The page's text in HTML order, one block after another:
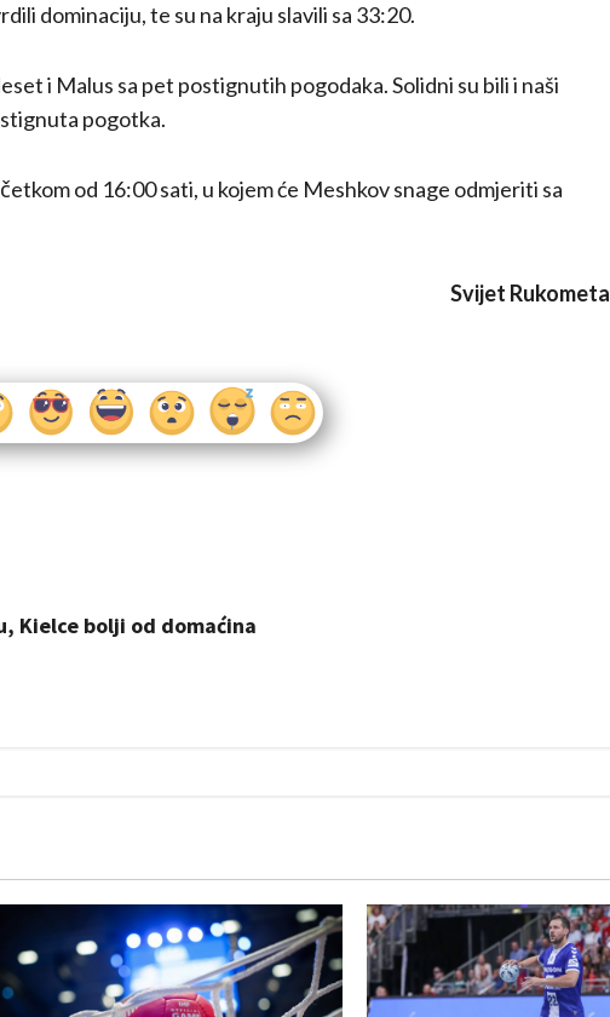
dominaciju, te su na kraju slavili sa 33:20.
i Malus sa pet postignutih pogodaka. Solidni su bili i naši
pogotka.
od 16:00 sati, u kojem će Meshkov snage odmjeriti sa
Svijet Rukometa
Kielce bolji od domaćina